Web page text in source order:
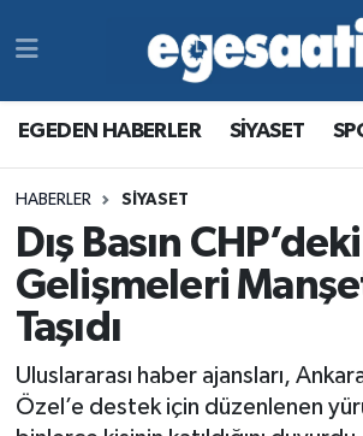
EGEDEN HABERLER SİYASET
HABERLER SİYASET
Dış Basın CHP’deki
Gelişmeleri
Taşıdı
Uluslararası haber ajansları,
Özel’e destek için düzenlenen
MAGAZİN
RESMİ REKLAMLAR
YAŞAM
MAGAZİN
RESMİ REKLAMLAR
Tüm Manşetler
Son Dakika Haberleri
Haber Arşivi